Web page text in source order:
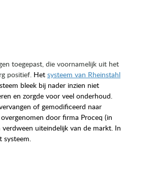
toegepast, die voornamelijk uit het
positief. Het systeem van Rheinstahl
bleek bij nader inzien niet
en zorgde voor veel onderhoud.
of gemodificeerd naar
door firma Proceq (in
uiteindelijk van de markt. In
systeem.